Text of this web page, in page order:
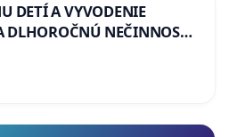
DETÍ A VYVODENIE
DLHOROČNÚ NEČINNOSŤ